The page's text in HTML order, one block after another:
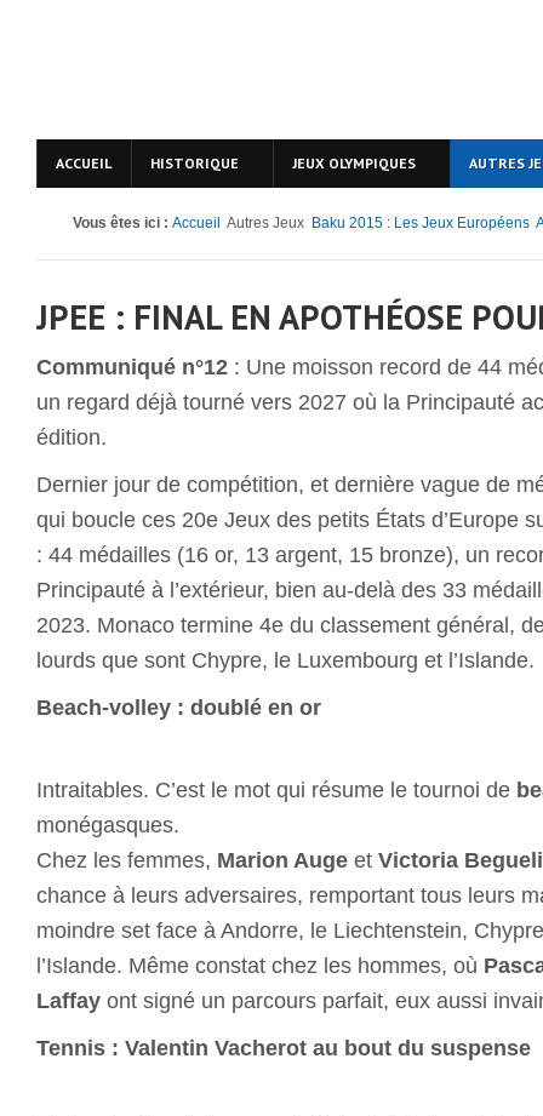
ACCUEIL HISTORIQUE JEUX OLYMPIQUES AUTRES
Vous êtes ici : Accueil Autres Jeux Baku 2015 : Les Jeux Européens
JPEE : FINAL EN APOTHÉOSE
Communiqué n°12 : Une moisson record de 44
un regard déjà tourné vers 2027 où la Principauté
édition.
Dernier jour de compétition, et dernière vague de
qui boucle ces 20e Jeux des petits États d’Europe
: 44 médailles (16 or, 13 argent, 15 bronze), un
Principauté à l’extérieur, bien au-delà des 33
2023. Monaco termine 4e du classement général,
lourds que sont Chypre, le Luxembourg et l’Islande.
Beach-volley : doublé en or
Intraitables. C’est le mot qui résume le tournoi de
monégasques.
Chez les femmes, Marion Auge et Victoria
chance à leurs adversaires, remportant tous leurs
moindre set face à Andorre, le Liechtenstein,
l’Islande. Même constat chez les hommes, où
Laffay ont signé un parcours parfait, eux aussi
Tennis : Valentin Vacherot au bout du suspense